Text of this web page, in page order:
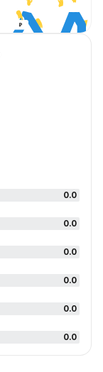
0.0
0.0
0.0
0.0
0.0
0.0